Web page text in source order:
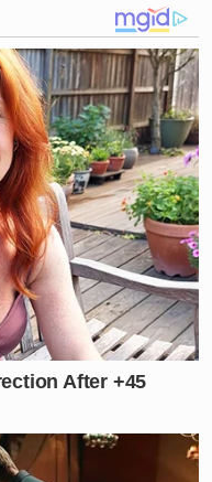
ela, incendiando
arrancam os cabelos
segue
Para ela, o
O que choca
a justificativa
de acabar!